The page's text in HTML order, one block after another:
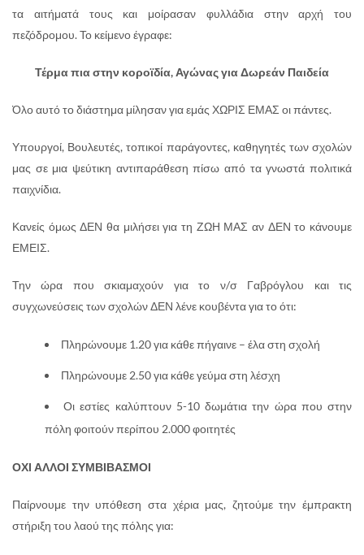
τα αιτήματά τους και μοίρασαν φυλλάδια στην αρχή του
πεζόδρομου. Το κείμενο έγραφε:
Τέρμα πια στην κοροϊδία, Αγώνας για Δωρεάν Παιδεία
Όλο αυτό το διάστημα μίλησαν για εμάς ΧΩΡΙΣ ΕΜΑΣ οι πάντες.
Υπουργοί, Βουλευτές, τοπικοί παράγοντες, καθηγητές των σχολών
μας σε μια ψεύτικη αντιπαράθεση πίσω από τα γνωστά πολιτικά
παιχνίδια.
Κανείς όμως ΔΕΝ θα μιλήσει για τη ΖΩΗ ΜΑΣ αν ΔΕΝ το κάνουμε
ΕΜΕΙΣ.
Την ώρα που σκιαμαχούν για το ν/σ Γαβρόγλου και τις
συγχωνεύσεις των σχολών ΔΕΝ λένε κουβέντα για το ότι:
Πληρώνουμε 1.20 για κάθε πήγαινε – έλα στη σχολή
Πληρώνουμε 2.50 για κάθε γεύμα στη λέσχη
Οι εστίες καλύπτουν 5-10 δωμάτια την ώρα που στην
πόλη φοιτούν περίπου 2.000 φοιτητές
ΟΧΙ ΑΛΛΟΙ ΣΥΜΒΙΒΑΣΜΟΙ
Παίρνουμε την υπόθεση στα χέρια μας, ζητούμε την έμπρακτη
στήριξη του λαού της πόλης για: